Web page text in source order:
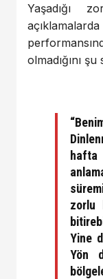
Yaşadığı
olmadığını
hafta
zorlu
Yine
Yön